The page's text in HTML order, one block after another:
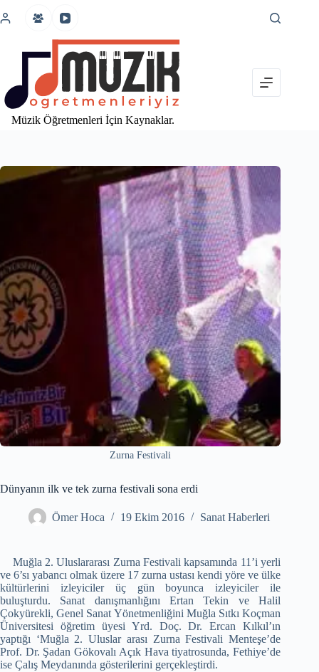
atla
Müzik Öğretmenleri İçin Kaynaklar.
Zurna Festivali
Dünyanın ilk ve tek zurna festivali sona erdi
Ömer Hoca 19 Ekim 2016 Sanat Haberleri
Muğla 2. Uluslararası Zurna Festivali kapsamında 11’i yerli
ve 6’sı yabancı olmak üzere 17 zurna ustası kendi yöre ve ülke
kültürlerini izleyiciler üç gün boyunca izleyiciler ile
buluşturdu. Sanat danışmanlığını Ertan Tekin ve Halil
Çokyürekli, Genel Sanat Yönetmenliğini Muğla Sıtkı Koçman
Üniversitesi öğretim üyesi Yrd. Doç. Dr. Ercan Kılkıl’ın
yaptığı ‘Muğla 2. Uluslar arası Zurna Festivali Menteşe’de
Prof. Dr. Şadan Gökovalı Açık Hava tiyatrosunda, Fethiye’de
ise Çalış Meydanında gösterilerini gerçekleştirdi.